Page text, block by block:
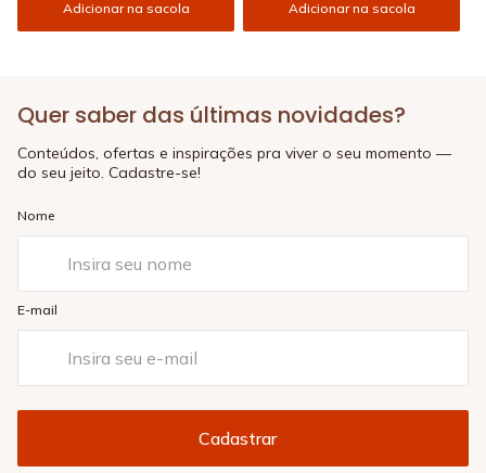
Adicionar na sacola Adicionar na sacola
Quer saber das últimas novidades?
Conteúdos, ofertas e inspirações pra viver o seu momento —
do seu jeito. Cadastre-se!
Nome
E-mail